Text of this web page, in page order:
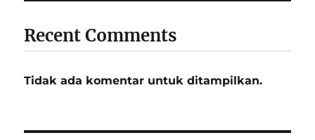
Recent Comments
Tidak ada komentar untuk ditampilkan.